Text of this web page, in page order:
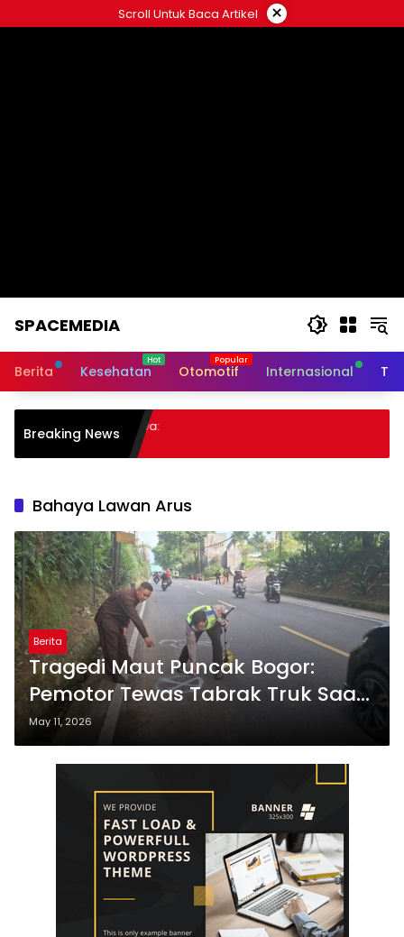
to
Scroll Untuk Baca Artikel ×
SPACEMEDIA
Berita Kesehatan Otomotif Internasional
Breaking News
Inklusif bagi Siswa:
Bahaya Lawan Arus
Berita
Tragedi Maut Puncak Bogor:
Pemotor Tewas Tabrak Truk Saat
One Way
May 11, 2026